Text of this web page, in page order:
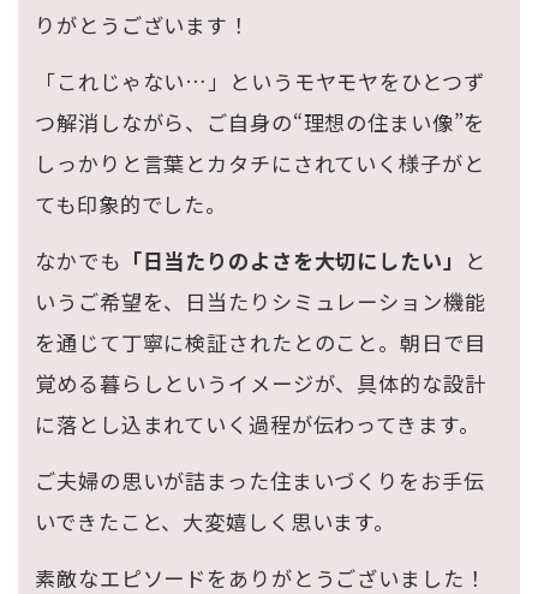
りがとうございます！
「これじゃない…」というモヤモヤをひとつず
つ解消しながら、ご自身の“理想の住まい像”を
しっかりと言葉とカタチにされていく様子がと
ても印象的でした。
なかでも 「日当たりのよさを大切にしたい」 と
いうご希望を、日当たりシミュレーション機能
を通じて丁寧に検証されたとのこと。朝日で目
覚める暮らしというイメージが、具体的な設計
に落とし込まれていく過程が伝わってきます。
ご夫婦の思いが詰まった住まいづくりをお手伝
いできたこと、大変嬉しく思います。
素敵なエピソードをありがとうございました！